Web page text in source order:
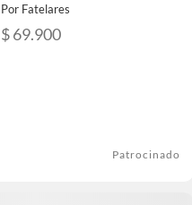
Por Fatelares
$ 69.900
Patrocinado